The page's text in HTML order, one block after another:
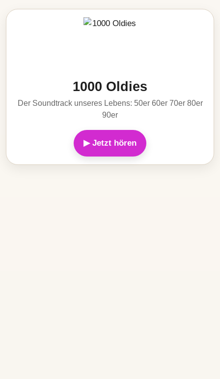
1000 Oldies
Der Soundtrack unseres Lebens: 50er 60er 70er 80er
90er
▶ Jetzt hören